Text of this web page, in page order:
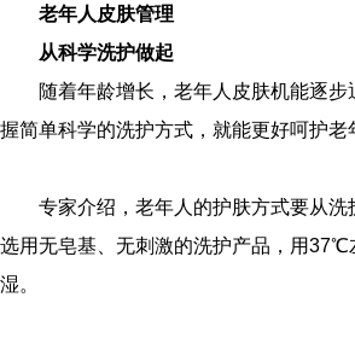
老年人皮肤管理
从科学洗护做起
随着年龄增长，老年人皮肤机能逐
握简单科学的洗护方式，就能更好呵护老
专家介绍，老年人的护肤方式要从
选用无皂基、无刺激的洗护产品，用
湿。